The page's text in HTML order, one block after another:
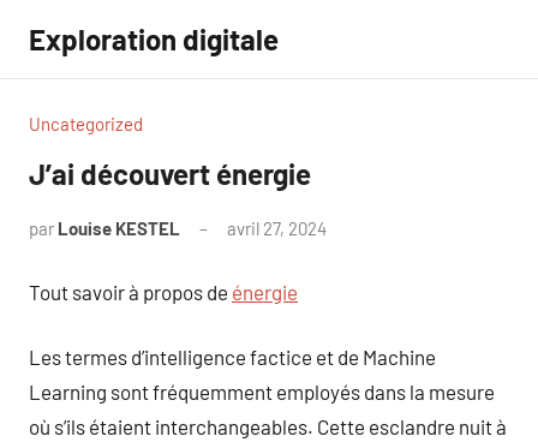
contenu
Exploration digitale
Uncategorized
J’ai découvert énergie
par Louise KESTEL avril 27, 2024
Tout savoir à propos de énergie
Les termes d’intelligence factice et de Machine
Learning sont fréquemment employés dans la mesure
où s’ils étaient interchangeables. Cette esclandre nuit à